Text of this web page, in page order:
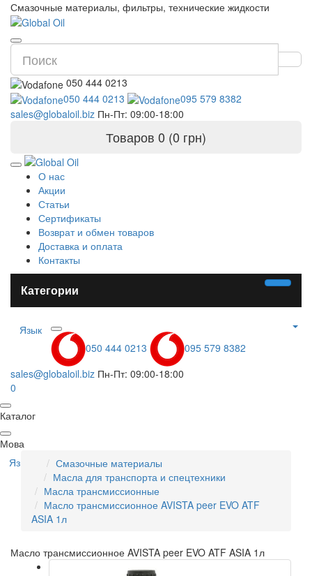
Смазочные материалы, фильтры, технические жидкости
050 444 0213
050 444 0213
095 579 8382
sales@globaloil.biz Пн-Пт: 09:00-18:00
Товаров 0 (0 грн)
О нас
Акции
Статьи
Сертификаты
Возврат и обмен товаров
Доставка и оплата
Контакты
Категории
Язык
050 444 0213
095 579 8382
sales@globaloil.biz Пн-Пт: 09:00-18:00
0
Каталог
Мова
Язык
Смазочные материалы
Масла для транспорта и спецтехники
Масла трансмиссионные
Масло трансмиссионное AVISTA peer EVO ATF
ASIA 1л
Масло трансмиссионное AVISTA peer EVO ATF ASIA 1л